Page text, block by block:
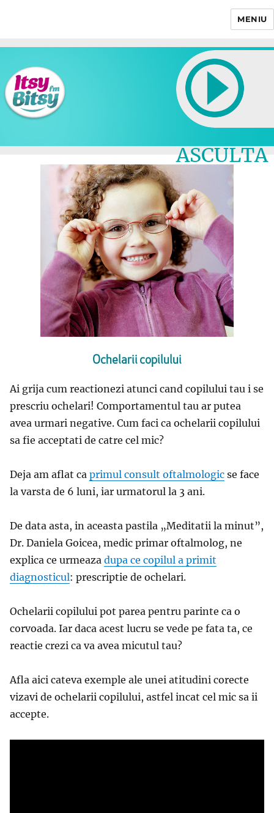
MENIU
ASCULTA
LIVE
Ochelarii copilului
Ai grija cum reactionezi atunci cand copilului tau i se
prescriu ochelari! Comportamentul tau ar putea
avea urmari negative. Cum faci ca ochelarii copilului
sa fie acceptati de catre cel mic?
Deja am aflat ca primul consult oftalmologic se face
la varsta de 6 luni, iar urmatorul la 3 ani.
De data asta, in aceasta pastila „Meditatii la minut”,
Dr. Daniela Goicea, medic primar oftalmolog, ne
explica ce urmeaza dupa ce copilul a primit
diagnosticul: prescriptie de ochelari.
Ochelarii copilului pot parea pentru parinte ca o
corvoada. Iar daca acest lucru se vede pe fata ta, ce
reactie crezi ca va avea micutul tau?
Afla aici cateva exemple ale unei atitudini corecte
vizavi de ochelarii copilului, astfel incat cel mic sa ii
accepte.